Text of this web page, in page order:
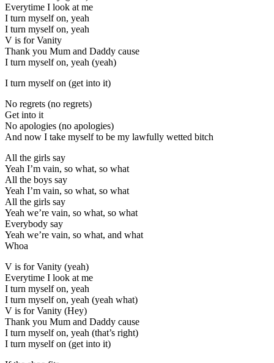
Everytime I look at me
I turn myself on, yeah
I turn myself on, yeah
V is for Vanity
Thank you Mum and Daddy cause
I turn myself on, yeah (yeah)
I turn myself on (get into it)
No regrets (no regrets)
Get into it
No apologies (no apologies)
And now I take myself to be my lawfully wetted bitch
All the girls say
Yeah I’m vain, so what, so what
All the boys say
Yeah I’m vain, so what, so what
All the girls say
Yeah we’re vain, so what, so what
Everybody say
Yeah we’re vain, so what, and what
Whoa
V is for Vanity (yeah)
Everytime I look at me
I turn myself on, yeah
I turn myself on, yeah (yeah what)
V is for Vanity (Hey)
Thank you Mum and Daddy cause
I turn myself on, yeah (that’s right)
I turn myself on (get into it)